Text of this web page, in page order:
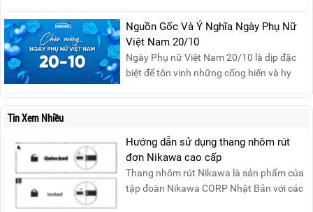
sản phẩm phù hợp!
Nguồn Gốc Và Ý Nghĩa Ngày Phụ Nữ
Việt Nam 20/10
Ngày Phụ nữ Việt Nam 20/10 là dịp đặc
biệt để tôn vinh những cống hiến và hy
Khởi nguồn từ sự ra đời của Hội Phụ nữ
này không chỉ ghi nhận vai trò quan trọng
của phụ nữ ...
Tin Xem Nhiều
Hướng dẫn sử dụng thang nhôm rút
đơn Nikawa cao cấp
Thang nhôm rút Nikawa là sản phẩm của
tập đoàn Nikawa CORP Nhật Bản với các